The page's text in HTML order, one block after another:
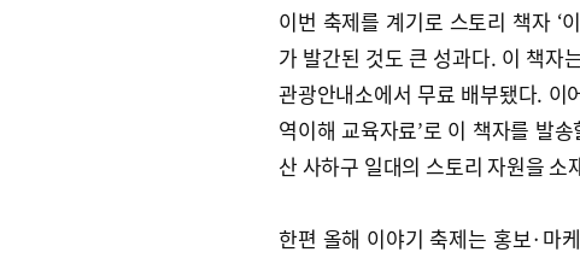
이번 축제를 계기로 스토리 책자 ‘
가 발간된 것도 큰 성과다. 이 책자
관광안내소에서 무료 배부됐다. 이
역이해 교육자료’로 이 책자를 발
산 사하구 일대의 스토리 자원을 소
한편 올해 이야기 축제는 홍보·마